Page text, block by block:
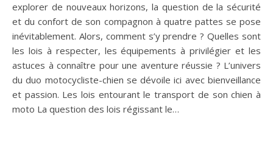
explorer de nouveaux horizons, la question de la sécurité
et du confort de son compagnon à quatre pattes se pose
inévitablement. Alors, comment s’y prendre ? Quelles sont
les lois à respecter, les équipements à privilégier et les
astuces à connaître pour une aventure réussie ? L’univers
du duo motocycliste-chien se dévoile ici avec bienveillance
et passion. Les lois entourant le transport de son chien à
moto La question des lois régissant le…